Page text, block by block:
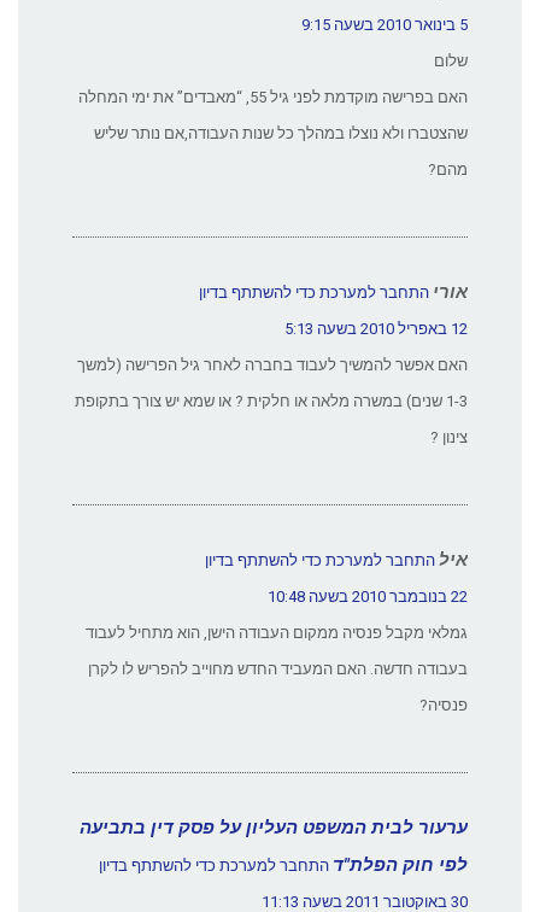
5 בינואר 2010 בשעה 9:15
שלום
האם בפרישה מוקדמת לפני גיל 55, “מאבדים” את ימי המחלה
שהצטברו ולא נוצלו במהלך כל שנות העבודה,אם נותר שליש
מהם?
אורי התחבר למערכת כדי להשתתף בדיון
12 באפריל 2010 בשעה 5:13
האם אפשר להמשיך לעבוד בחברה לאחר גיל הפרישה (למשך
1-3 שנים) במשרה מלאה או חלקית ? או שמא יש צורך בתקופת
צינון ?
איל התחבר למערכת כדי להשתתף בדיון
22 בנובמבר 2010 בשעה 10:48
גמלאי מקבל פנסיה ממקום העבודה הישן, הוא מתחיל לעבוד
בעבודה חדשה. האם המעביד החדש מחוייב להפריש לו לקרן
פנסיה?
ערעור לבית המשפט העליון על פסק דין בתביעה
לפי חוק הפלת"ד התחבר למערכת כדי להשתתף בדיון
30 באוקטובר 2011 בשעה 11:13